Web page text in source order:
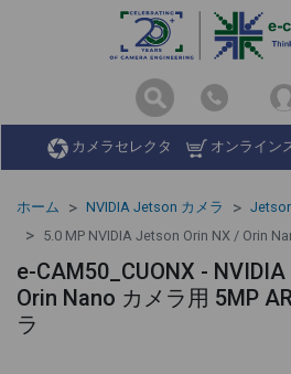
カメラセレクタ オンライン
ホーム NVIDIA Jetson カメラ
5.0 MP NVIDIA Jetson Orin NX / Orin
e-CAM50_CUONX -
Orin Nano カメラ用 5MP
ラ